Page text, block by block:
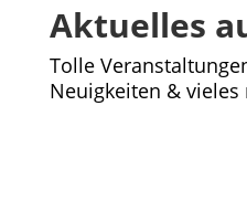
Aktuelles
Tolle
Neuigkeiten & vieles